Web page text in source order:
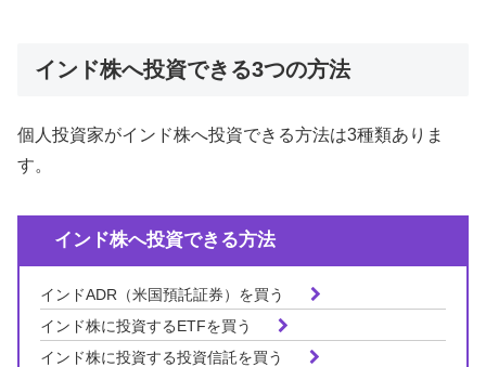
インド株へ投資できる3つの方法
個人投資家がインド株へ投資できる方法は3種類ありま
す。
インド株へ投資できる方法
インドADR（米国預託証券）を買う
インド株に投資するETFを買う
インド株に投資する投資信託を買う